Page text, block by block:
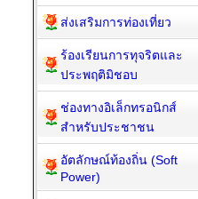
ส่งเสริมการท่องเที่ยว
ร้องเรียนการทุจริตและ
ประพฤติมิชอบ
ช่องทางอิเล็กทรอนิกส์
สำหรับประชาชน
อัตลักษณ์ท้องถิ่น (Soft
Power)